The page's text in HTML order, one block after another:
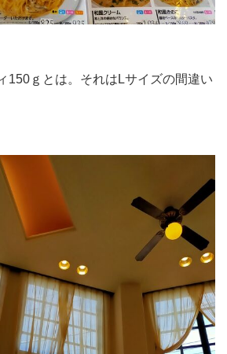
150ｇとは。それはLサイズの間違い